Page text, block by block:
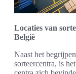
Locaties van
België
Naast het
sorteercentra, is